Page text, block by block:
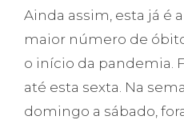
Ainda assim, esta já é
maior número de
o início da pandemia.
até esta sexta. Na
domingo a sábado,